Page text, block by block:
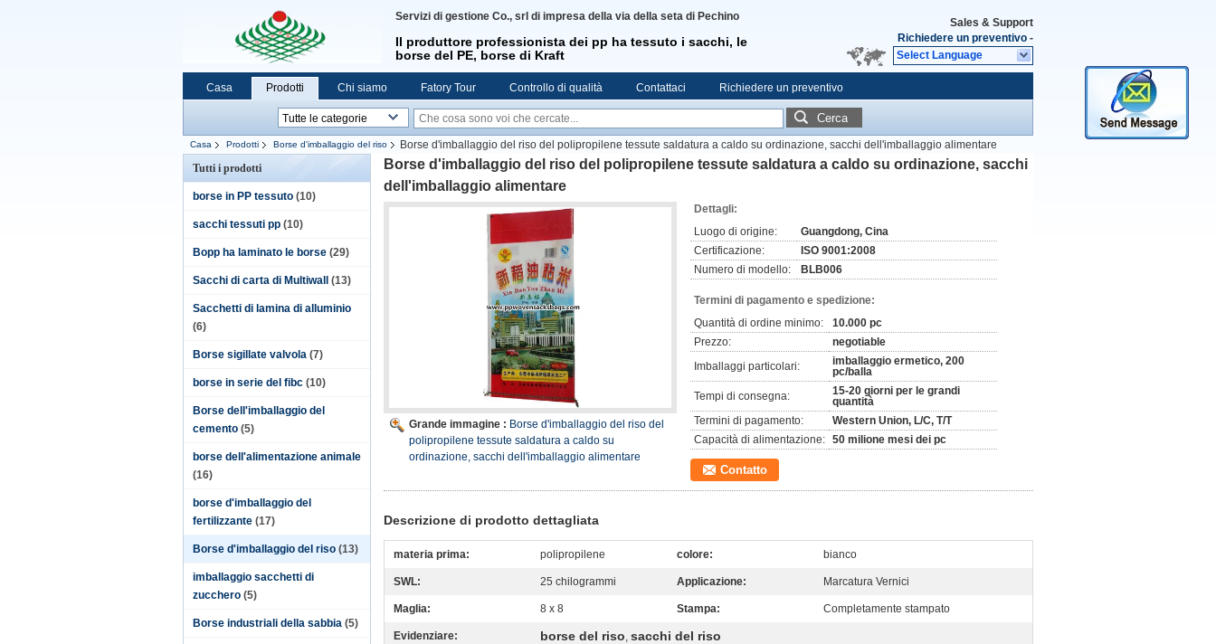
Servizi di gestione Co., srl di impresa della via della seta di Pechino
Il produttore professionista dei pp ha tessuto i sacchi, le
borse del PE, borse di Kraft
Sales & Support
Richiedere un preventivo -
Select Language
Casa Prodotti Chi siamo Fatory Tour Controllo di qualità Contattaci Richiedere un preventivo
Cerca
Casa Prodotti Borse d'imballaggio del riso
Borse d'imballaggio del riso del polipropilene tessute saldatura a caldo su ordinazione, sacchi dell'imballaggio alimentare
Tutti i prodotti
borse in PP tessuto (10)
sacchi tessuti pp (10)
Bopp ha laminato le borse (29)
Sacchi di carta di Multiwall (13)
Sacchetti di lamina di alluminio
(6)
Borse sigillate valvola (7)
borse in serie del fibc (10)
Borse dell'imballaggio del
cemento (5)
borse dell'alimentazione animale
(16)
borse d'imballaggio del
fertilizzante (17)
Borse d'imballaggio del riso (13)
imballaggio sacchetti di
zucchero (5)
Borse industriali della sabbia (5)
Borse d'imballaggio del riso del polipropilene tessute saldatura a caldo su ordinazione, sacchi
dell'imballaggio alimentare
Grande immagine : Borse d'imballaggio del riso del
polipropilene tessute saldatura a caldo su
ordinazione, sacchi dell'imballaggio alimentare
Dettagli:
Luogo di origine:
Guangdong, Cina
Certificazione:
ISO 9001:2008
Numero di modello:
BLB006
Termini di pagamento e spedizione:
Quantità di ordine minimo:
10.000 pc
Prezzo:
negotiable
Imballaggi particolari:
imballaggio ermetico, 200
pc/balla
Tempi di consegna:
15-20 giorni per le grandi
quantità
Termini di pagamento:
Western Union, L/C, T/T
Capacità di alimentazione: 50 milione mesi dei pc
Contatto
Descrizione di prodotto dettagliata
materia prima: polipropilene colore: bianco
SWL: 25 chilogrammi Applicazione: Marcatura Vernici
Maglia: 8 x 8 Stampa: Completamente stampato
Evidenziare: borse del riso, sacchi del riso